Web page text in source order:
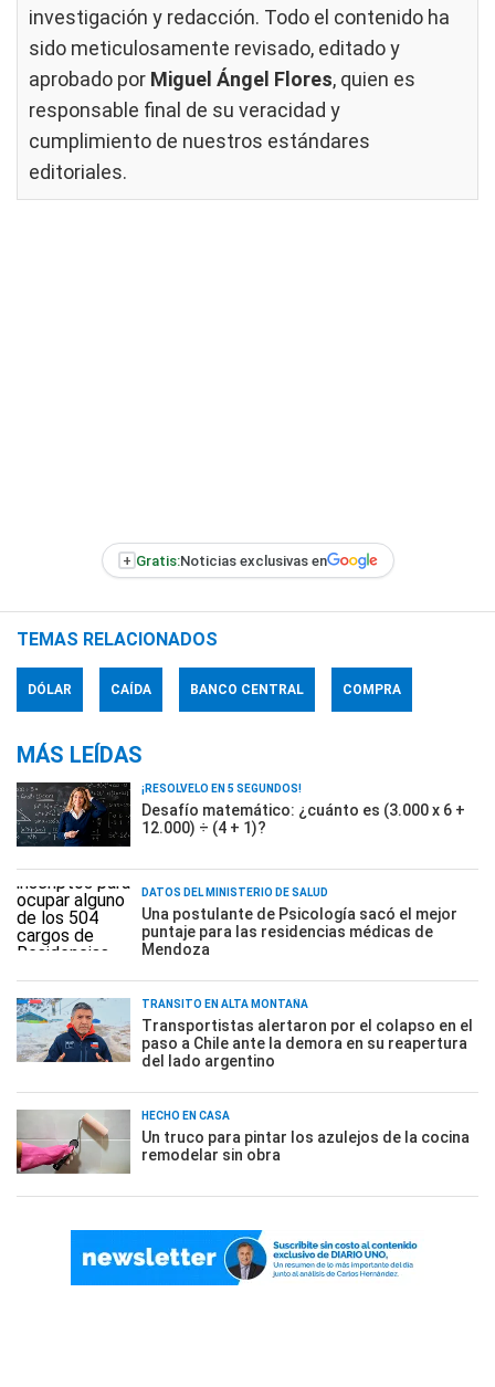
investigación y redacción. Todo el contenido ha
sido meticulosamente revisado, editado y
aprobado por Miguel Ángel Flores, quien es
responsable final de su veracidad y
cumplimiento de nuestros estándares
editoriales.
+ Gratis:Noticias exclusivas en
TEMAS RELACIONADOS
DÓLAR CAÍDA BANCO CENTRAL COMPRA
MÁS LEÍDAS
¡RESOLVELO EN 5 SEGUNDOS!
Desafío matemático: ¿cuánto es (3.000 x 6 +
12.000) ÷ (4 + 1)?
DATOS DEL MINISTERIO DE SALUD
Una postulante de Psicología sacó el mejor
puntaje para las residencias médicas de
Mendoza
TRÁNSITO EN ALTA MONTAÑA
Transportistas alertaron por el colapso en el
paso a Chile ante la demora en su reapertura
del lado argentino
HECHO EN CASA
Un truco para pintar los azulejos de la cocina
remodelar sin obra